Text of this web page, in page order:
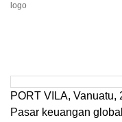
logo
PORT VILA,
Pasar keuangan